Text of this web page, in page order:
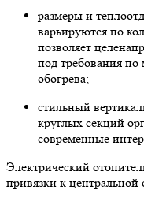
размеры и
варьируются по
позволяет
под требования
обогрева;
стильный
круглых секций
современные
Электрический
привязки к центральной